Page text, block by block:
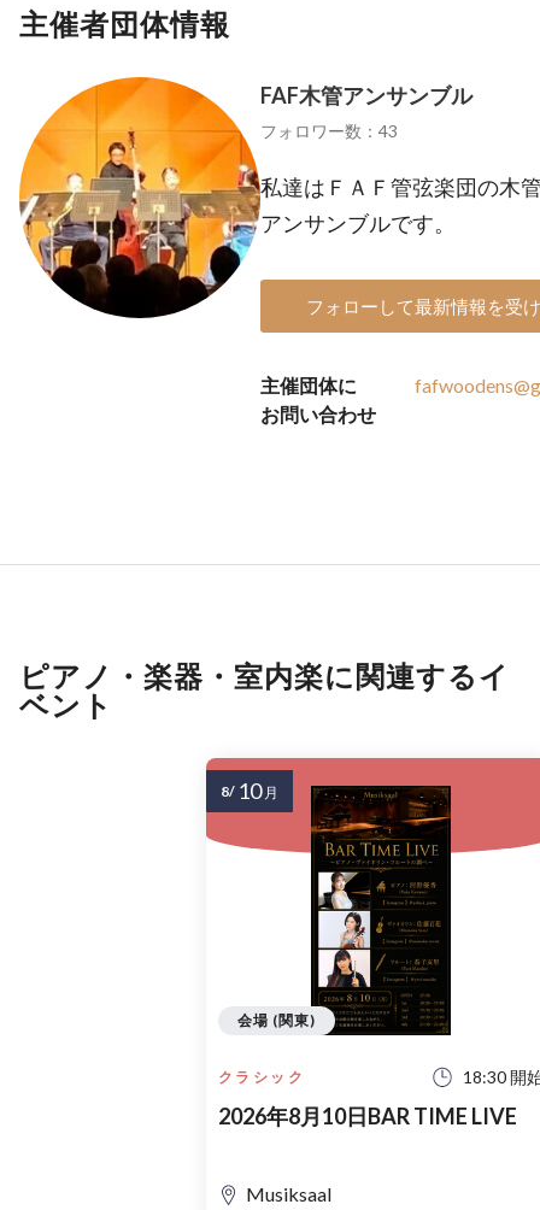
主催者団体情報
FAF木管アンサンブル
フォロワー数：43
私達はＦＡＦ管弦楽団の木
アンサンブルです。
フォローして最新情報を受
主催団体に
お問い合わせ
ピアノ・楽器・室内楽に関連するイ
ベント
クラシック 18:30 開
2026年8月10日BAR TIME LIVE
Musiksaal
会場 (関東)
8/ 10 月